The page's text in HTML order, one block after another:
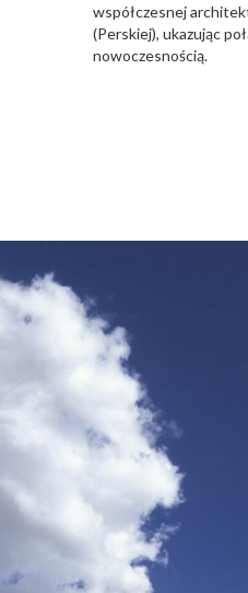
współczesnej
(Perskiej), ukazując
nowoczesnością.